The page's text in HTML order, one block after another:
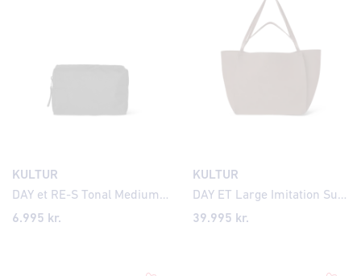
KULTUR
DAY et RE-S Tonal Medium Washbag
6.995 kr.
KULTUR
DAY ET Large Imitation Suede hliðartaska
39.995 kr.